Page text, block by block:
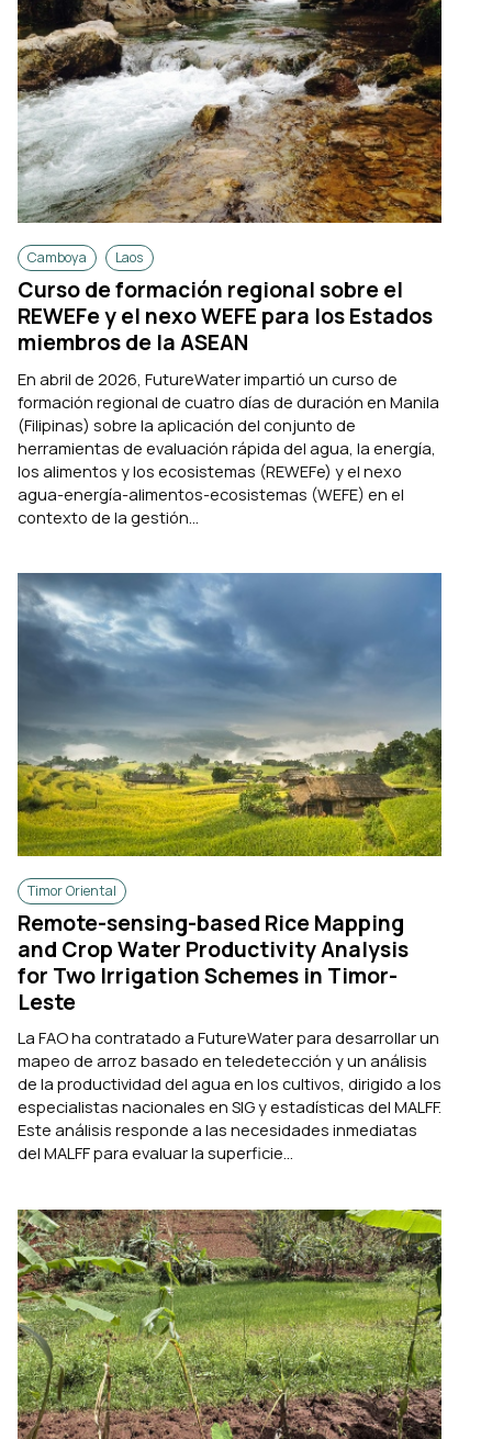
Camboya Laos
Curso de formación regional sobre el
REWEFe y el nexo WEFE para los Estados
miembros de la ASEAN
En abril de 2026, FutureWater impartió un curso de
formación regional de cuatro días de duración en Manila
(Filipinas) sobre la aplicación del conjunto de
herramientas de evaluación rápida del agua, la energía,
los alimentos y los ecosistemas (REWEFe) y el nexo
agua-energía-alimentos-ecosistemas (WEFE) en el
contexto de la gestión...
Timor Oriental
Remote-sensing-based Rice Mapping
and Crop Water Productivity Analysis
for Two Irrigation Schemes in Timor-
Leste
La FAO ha contratado a FutureWater para desarrollar un
mapeo de arroz basado en teledetección y un análisis
de la productividad del agua en los cultivos, dirigido a los
especialistas nacionales en SIG y estadísticas del MALFF.
Este análisis responde a las necesidades inmediatas
del MALFF para evaluar la superficie...